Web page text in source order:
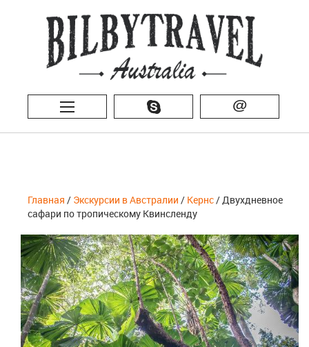
@
Главная / Экскурсии в Австралии / Кернс/ Двухдневное
сафари по тропическому Квинсленду